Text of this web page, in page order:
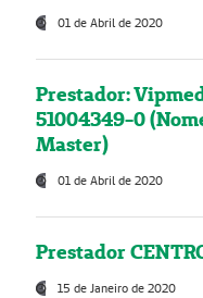
01 de Abril de 2020
Prestador:
51004349-0
Master)
01 de Abril de 2020
Prestador
15 de Janeiro de 2020